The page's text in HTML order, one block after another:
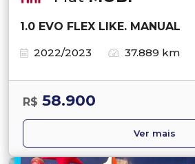
1.0 EVO FLEX LIKE. MANUAL
2022/2023
37.889 km
R$ 58.900
Ver mais